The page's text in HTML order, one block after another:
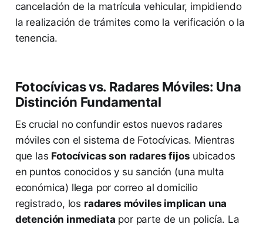
cancelación de la matrícula vehicular, impidiendo
la realización de trámites como la verificación o la
tenencia.
Fotocívicas vs. Radares Móviles: Una
Distinción Fundamental
Es crucial no confundir estos nuevos radares
móviles con el sistema de Fotocívicas. Mientras
que las Fotocívicas son radares fijos ubicados
en puntos conocidos y su sanción (una multa
económica) llega por correo al domicilio
registrado, los radares móviles implican una
detención inmediata por parte de un policía. La